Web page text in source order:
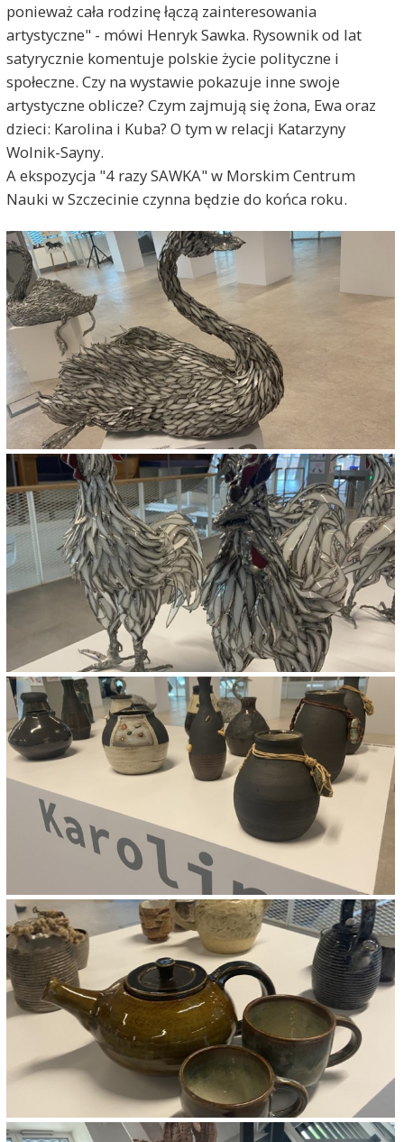
ponieważ cała rodzinę łączą zainteresowania
artystyczne" - mówi Henryk Sawka. Rysownik od lat
satyrycznie komentuje polskie życie polityczne i
społeczne. Czy na wystawie pokazuje inne swoje
artystyczne oblicze? Czym zajmują się żona, Ewa oraz
dzieci: Karolina i Kuba? O tym w relacji Katarzyny
Wolnik-Sayny.
A ekspozycja "4 razy SAWKA" w Morskim Centrum
Nauki w Szczecinie czynna będzie do końca roku.